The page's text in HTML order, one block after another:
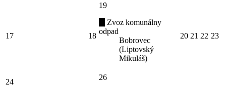
17 18
19
Zvoz komunálny
odpad
Bobrovec
(Liptovský
Mikuláš)
20 21 22 23
24
26